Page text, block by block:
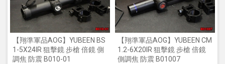
【翔準軍品AOG】YUBEEN BS
1-5X24IR 狙擊鏡 步槍 倍鏡 側
調焦 防震 B010-01
【翔準軍品AOG】YUBEEN CM
1.2-6X20IR 狙擊鏡 步槍 倍鏡
側調焦 防震 B01007